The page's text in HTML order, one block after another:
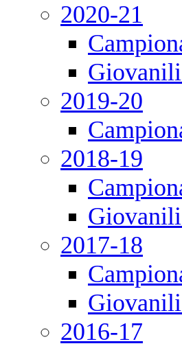
2020-21
2019-20
2018-19
2017-18
2016-17